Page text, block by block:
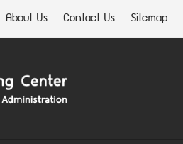
About Us Contact Us Sitemap